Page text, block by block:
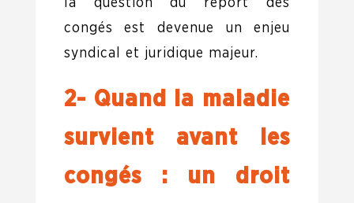
la question du report des
congés est devenue un enjeu
syndical et juridique majeur.
2- Quand la maladie
survient avant les
congés : un droit